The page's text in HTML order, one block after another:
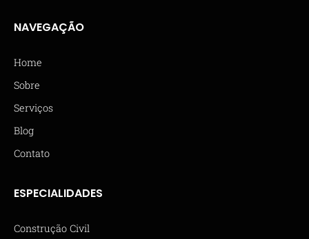
NAVEGAÇÃO
Home
Sobre
Serviços
Blog
Contato
ESPECIALIDADES
Construção Civil